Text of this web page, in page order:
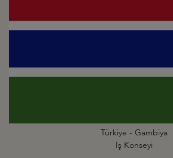
Türkiye - Gambiya
İş Konseyi